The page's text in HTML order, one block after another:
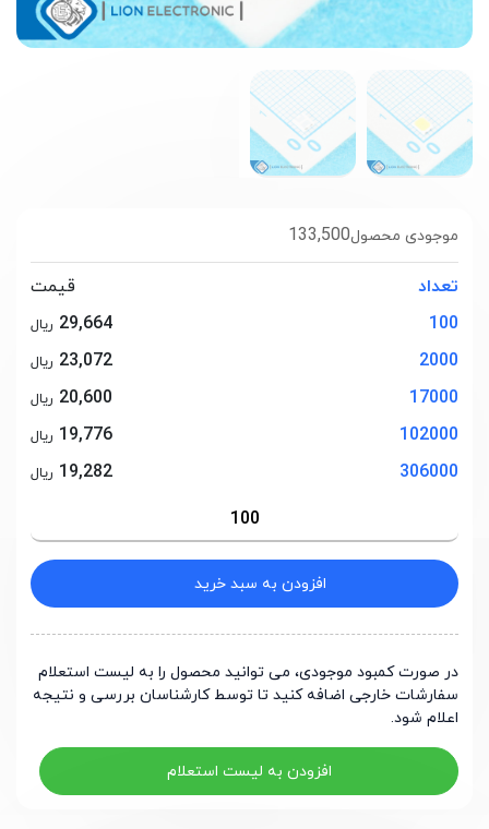
133,500موجودی محصول
تعداد
قیمت
100
29,664 ریال
2000
23,072 ریال
17000
20,600 ریال
102000
19,776 ریال
306000
19,282 ریال
افزودن به سبد خرید
در صورت کمبود موجودی، می توانید محصول را به لیست استعلام
سفارشات خارجی اضافه کنید تا توسط کارشناسان بررسی و نتیجه
اعلام شود.
افزودن به لیست استعلام